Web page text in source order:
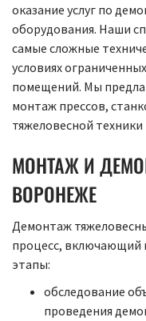
оказание услуг по
оборудования. Наши
самые сложные
условиях
помещений. Мы
монтаж прессов,
тяжеловесной
МОНТАЖ И
ВОРОНЕЖЕ
Демонтаж
процесс, включающий
этапы:
обследование
проведения